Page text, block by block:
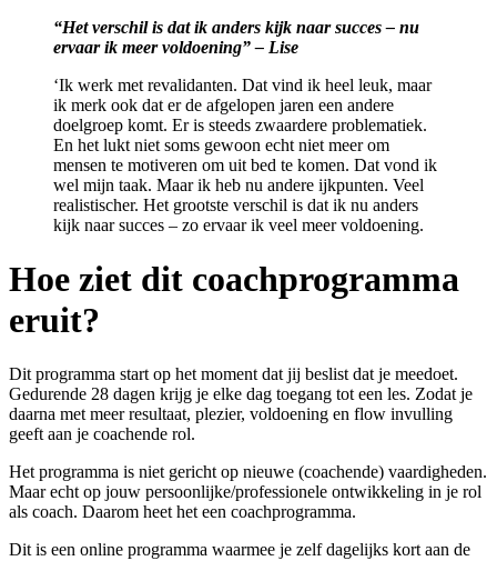
“Het verschil is dat ik anders kijk naar succes – nu
ervaar ik meer voldoening” – Lise
‘Ik werk met revalidanten. Dat vind ik heel leuk, maar
ik merk ook dat er de afgelopen jaren een andere
doelgroep komt. Er is steeds zwaardere problematiek.
En het lukt niet soms gewoon echt niet meer om
mensen te motiveren om uit bed te komen. Dat vond ik
wel mijn taak. Maar ik heb nu andere ijkpunten. Veel
realistischer. Het grootste verschil is dat ik nu anders
kijk naar succes – zo ervaar ik veel meer voldoening.
Hoe ziet dit coachprogramma
eruit?
Dit programma start op het moment dat jij beslist dat je meedoet.
Gedurende 28 dagen krijg je elke dag toegang tot een les. Zodat je
daarna met meer resultaat, plezier, voldoening en flow invulling
geeft aan je coachende rol.
Het programma is niet gericht op nieuwe (coachende) vaardigheden.
Maar echt op jouw persoonlijke/professionele ontwikkeling in je rol
als coach. Daarom heet het een coachprogramma.
Dit is een online programma waarmee je zelf dagelijks kort aan de